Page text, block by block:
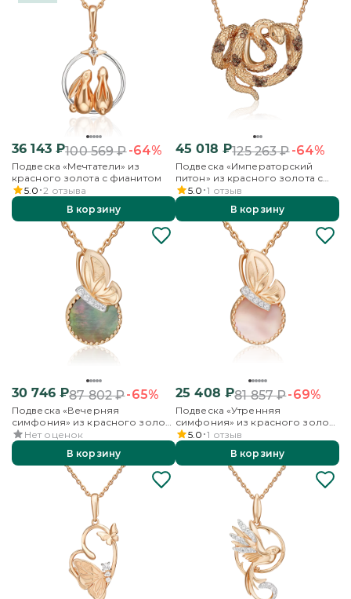
36 143₽100 569₽-64%
Подвеска «Мечтатели» из
красного золота с фианитом
5.0 2 отзыва
В корзину
45 018 ₽125 263₽-64%
Подвеска «Императорский
питон» из красного золота с
фианитами
5.0 1 отзыв
В корзину
30 746₽87 802₽-65%
Подвеска «Вечерняя
симфония» из красного золота
с перламутром и фианитами
Нет оценок
В корзину
25 408 ₽81 857₽-69%
Подвеска «Утренняя
симфония» из красного золота
с перламутром и фианитами
5.0 1 отзыв
В корзину